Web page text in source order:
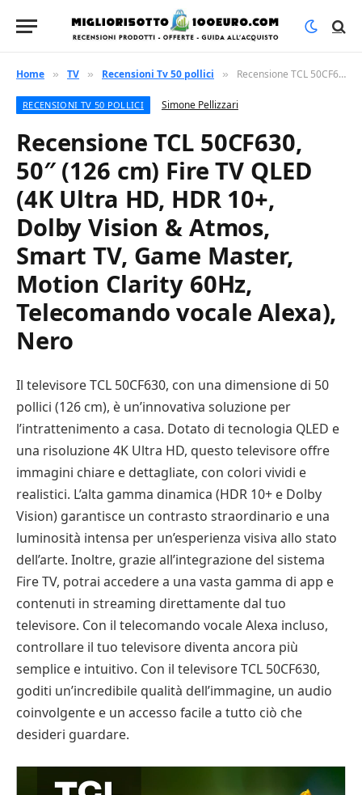
Home » TV » Recensioni Tv 50 pollici » Recensione TCL 50CF630, 50″ (126 cm) Fire TV QLED (4K Ultra HD, HDR 10+, Dolby Vision & Atmos, Smart TV, Game Master, Motion Clarity 60Hz, Telecomando vocale Alexa), Nero
RECENSIONI TV 50 POLLICI Simone Pellizzari
Recensione TCL 50CF630,
50″ (126 cm) Fire TV QLED
(4K Ultra HD, HDR 10+,
Dolby Vision & Atmos,
Smart TV, Game Master,
Motion Clarity 60Hz,
Telecomando vocale Alexa),
Nero
Il televisore TCL 50CF630, con una dimensione di 50
pollici (126 cm), è un’innovativa soluzione per
l’intrattenimento a casa. Dotato di tecnologia QLED e
una risoluzione 4K Ultra HD, questo televisore offre
immagini chiare e dettagliate, con colori vividi e
realistici. L’alta gamma dinamica (HDR 10+ e Dolby
Vision) garantisce un contrasto straordinario e una
luminosità intensa per un’esperienza visiva allo stato
dell’arte. Inoltre, grazie all’integrazione del sistema
Fire TV, potrai accedere a una vasta gamma di app e
contenuti in streaming direttamente dal tuo
televisore. Con il telecomando vocale Alexa incluso,
controllare il tuo televisore diventa ancora più
semplice e intuitivo. Con il televisore TCL 50CF630,
goditi un’incredibile qualità dell’immagine, un audio
coinvolgente e un accesso facile a tutto ciò che
desideri guardare.